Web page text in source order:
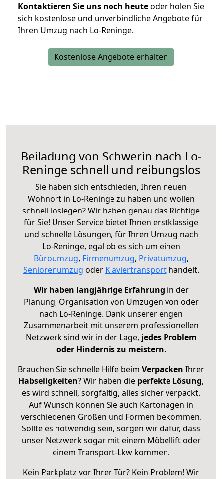
Kontaktieren Sie uns noch heuteoder holen Sie
sich kostenlose und unverbindliche Angebote für
Ihren Umzug nach Lo-Reninge.
Kostenlose Angebote erhalten
Beiladung von Schwerin nach Lo-
Reninge schnell und reibungslos
Sie haben sich entschieden, Ihren neuen
Wohnort in Lo-Reninge zu haben und wollen
schnell loslegen? Wir haben genau das Richtige
für Sie! Unser Service bietet Ihnen erstklassige
und schnelle Lösungen, für Ihren Umzug nach
Lo-Reninge, egal ob es sich um einen
Büroumzug, Firmenumzug, Privatumzug,
Seniorenumzug oder Klaviertransporthandelt.
Wir haben langjährige Erfahrung in der
Planung, Organisation von Umzügen von oder
nach Lo-Reninge. Dank unserer engen
Zusammenarbeit mit unserem professionellen
Netzwerk sind wir in der Lage, jedes Problem
oder Hindernis zu meistern.
Brauchen Sie schnelle Hilfe beim Verpacken Ihrer
Habseligkeiten? Wir haben die perfekte Lösung,
es wird schnell, sorgfältig, alles sicher verpackt.
Auf Wunsch können Sie auch Kartonagen in
verschiedenen Größen und Formen bekommen.
Sollte es notwendig sein, sorgen wir dafür, dass
unser Netzwerk sogar mit einem Möbellift oder
einem Transport-Lkw kommen.
Kein Parkplatz vor Ihrer Tür? Kein Problem! Wir